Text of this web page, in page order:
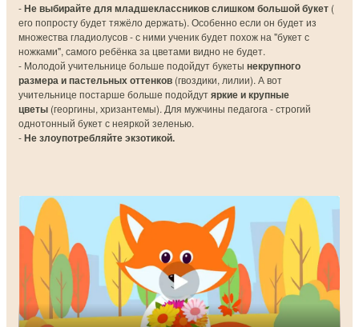
-Не выбирайте для младшеклассников слишком большой букет (
его попросту будет тяжёло держать). Особенно если он будет из
множества гладиолусов - с ними ученик будет похож на "букет с
ножками", самого ребёнка за цветами видно не будет.
- Молодой учительнице больше подойдут букеты некрупного
размера и пастельных оттенков (гвоздики, лилии). А вот
учительнице постарше больше подойдутяркие и крупные
цветы (георгины, хризантемы). Для мужчины педагога - строгий
однотонный букет с неяркой зеленью.
-Не злоупотребляйте экзотикой.